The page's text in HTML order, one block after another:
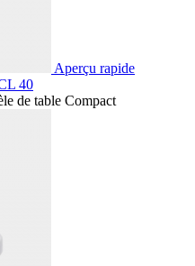
Aperçu rapide
40
de table Compact